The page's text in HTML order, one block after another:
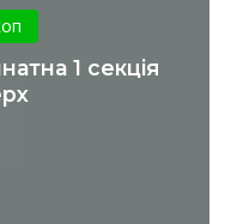
1 секція